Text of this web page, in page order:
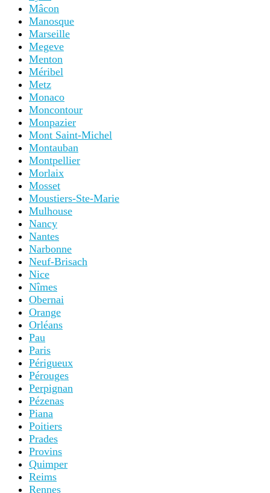
Mâcon
Manosque
Marseille
Megeve
Menton
Méribel
Metz
Monaco
Moncontour
Monpazier
Mont Saint-Michel
Montauban
Montpellier
Morlaix
Mosset
Moustiers-Ste-Marie
Mulhouse
Nancy
Nantes
Narbonne
Neuf-Brisach
Nice
Nîmes
Obernai
Orange
Orléans
Pau
Paris
Périgueux
Pérouges
Perpignan
Pézenas
Piana
Poitiers
Prades
Provins
Quimper
Reims
Rennes